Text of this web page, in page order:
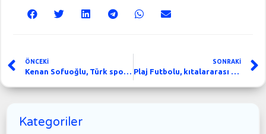
ÖNCEKİ
Kenan Sofuoğlu, Türk sporunun gururu
SONRAKİ
Plaj Futbolu, kıtalararası şampiyonunu taçlandırmak üzere
Kategoriler